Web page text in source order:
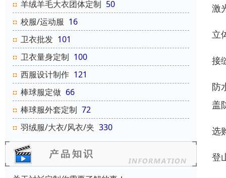
羊绒羊毛大衣团体定制 50
校服/运动服 16
卫衣批发 101
卫衣量身定制 100
西服设计制作 121
棒球服定做 66
棒球服外套定制 72
羽绒服/大衣/风衣/夹 330
激
立
接
防
盖
选
登